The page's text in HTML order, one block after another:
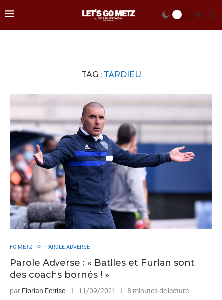
TAG : TARDIEU
FC METZ PAROLE ADVERSE
Parole Adverse : « Batlles et Furlan sont
des coachs bornés ! »
par Florian Ferrise 11/09/2021 8 minutes de lecture